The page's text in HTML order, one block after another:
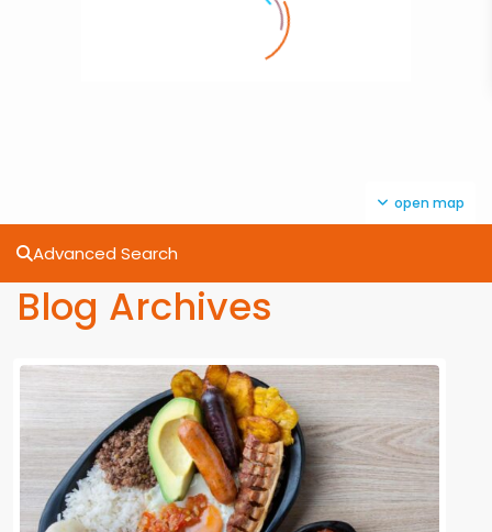
open map
Advanced Search
Blog Archives